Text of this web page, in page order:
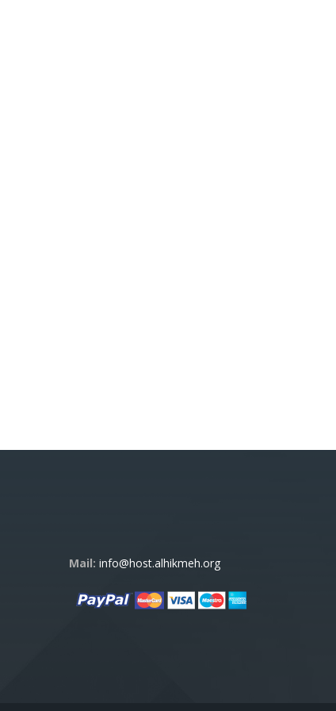
Mail: info@host.alhikmeh.org